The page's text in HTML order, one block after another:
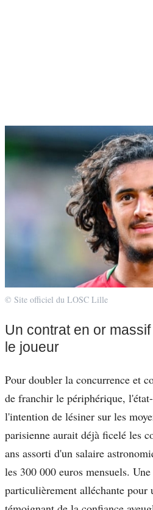
© Site officiel du LOSC Lille
Un contrat en or
le joueur
Pour doubler la concurrence et
de franchir le périphérique,
l'intention de lésiner sur les
parisienne aurait déjà ficelé les
ans assorti d'un salaire
les 300 000 euros mensuels.
particulièrement alléchante pour